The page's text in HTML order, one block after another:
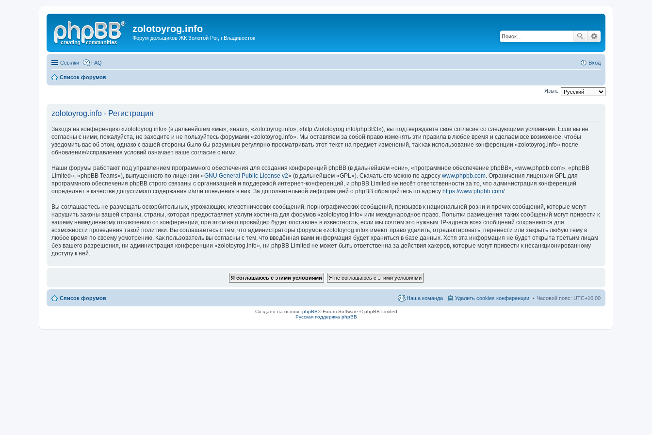
zolotoyrog.info
Форум дольщиков ЖК Золотой Рог, г.Владивосток
Ссылки FAQ Вход
Список форумов
Язык:
zolotoyrog.info - Регистрация
Заходя на конференцию «zolotoyrog.info» (в дальнейшем «мы», «наш», «zolotoyrog.info», «http://zolotoyrog.info/phpBB3»), вы подтверждаете своё согласие со следующими условиями. Если вы не
согласны с ними, пожалуйста, не заходите и не пользуйтесь форумами «zolotoyrog.info». Мы оставляем за собой право изменять эти правила в любое время и сделаем всё возможное, чтобы
уведомить вас об этом, однако с вашей стороны было бы разумным регулярно просматривать этот текст на предмет изменений, так как использование конференции «zolotoyrog.info» после
обновления/исправления условий означает ваше согласие с ними.
Наши форумы работают под управлением программного обеспечения для создания конференций phpBB (в дальнейшем «они», «программное обеспечение phpBB», «www.phpbb.com», «phpBB
Limited», «phpBB Teams»), выпущенного по лицензии «GNU General Public License v2» (в дальнейшем «GPL»). Скачать его можно по адресу www.phpbb.com. Ограничения лицензии GPL для
программного обеспечения phpBB строго связаны с организацией и поддержкой интернет-конференций, и phpBB Limited не несёт ответственности за то, что администрация конференций
определяет в качестве допустимого содержания и/или поведения в них. За дополнительной информацией о phpBB обращайтесь по адресу https://www.phpbb.com/.
Вы соглашаетесь не размещать оскорбительных, угрожающих, клеветнических сообщений, порнографических сообщений, призывов к национальной розни и прочих сообщений, которые могут
нарушить законы вашей страны, страны, которая предоставляет услуги хостинга для форумов «zolotoyrog.info» или международное право. Попытки размещения таких сообщений могут привести к
вашему немедленному отключению от конференции, при этом ваш провайдер будет поставлен в известность, если мы сочтём это нужным. IP-адреса всех сообщений сохраняются для
возможности проведения такой политики. Вы соглашаетесь с тем, что администраторы форумов «zolotoyrog.info» имеют право удалить, отредактировать, перенести или закрыть любую тему в
любое время по своему усмотрению. Как пользователь вы согласны с тем, что введённая вами информация будет храниться в базе данных. Хотя эта информация не будет открыта третьим лицам
без вашего разрешения, ни администрация конференции «zolotoyrog.info», ни phpBB Limited не может быть ответственна за действия хакеров, которые могут привести к несанкционированному
доступу к ней.
Список форумов Часовой пояс: UTC+10:00
Удалить cookies конференции
Наша команда
Создано на основе phpBB® Forum Software © phpBB Limited
Русская поддержка phpBB